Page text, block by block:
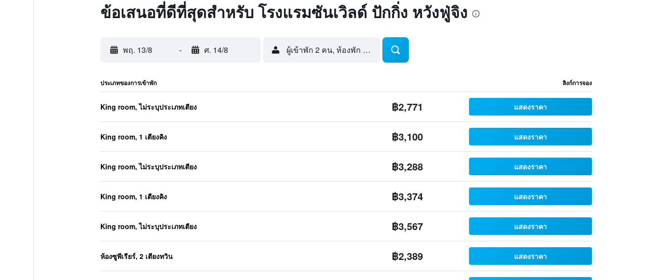
ข้อเสนอที่ดีที่สุดสำหรับ โรงแรมซันเวิลด์ ปักกิ่ง หวังฟู่จิง
พฤ. 13/8 - ศ. 14/8 ผู้เข้าพัก 2 คน, ห้องพัก 1 ห้อง
ประเภทของการเข้าพัก ลิงก์การจอง
King room, ไม่ระบุประเภทเตียง ฿2,771 แสดงราคา
King room, 1 เตียงคิง ฿3,100 แสดงราคา
King room, ไม่ระบุประเภทเตียง ฿3,288 แสดงราคา
King room, 1 เตียงคิง ฿3,374 แสดงราคา
King room, ไม่ระบุประเภทเตียง ฿3,567 แสดงราคา
ห้องซูพีเรียร์, 2 เตียงทวิน ฿2,389 แสดงราคา